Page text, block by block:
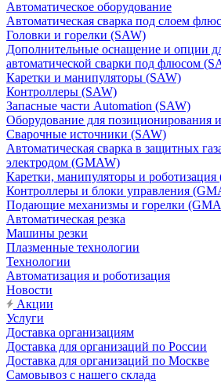
Автоматическое оборудование
Автоматическая сварка под слоем
Головки и горелки (SAW)
Дополнительные оснащение и опции
автоматической сварки под флюсом
Каретки и манипуляторы (SAW)
Контроллеры (SAW)
Запасные части Automation (SAW)
Оборудование для позиционирования
Сварочные источники (SAW)
Автоматическая сварка в защитных
электродом (GMAW)
Каретки, манипуляторы и
Контроллеры и блоки управления
Подающие механизмы и горелки
Автоматическая резка
Машины резки
Плазменные технологии
Технологии
Автоматизация и роботизация
Новости
Акции
Услуги
Доставка организациям
Доставка для организаций по России
Доставка для организаций по Москве
Самовывоз с нашего склада